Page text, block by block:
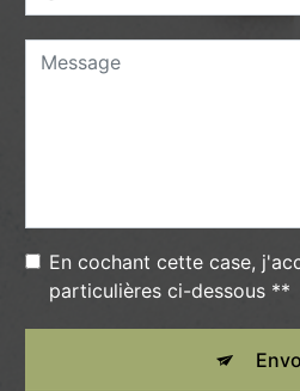
En cochant cette case,
particulières ci-dessous **